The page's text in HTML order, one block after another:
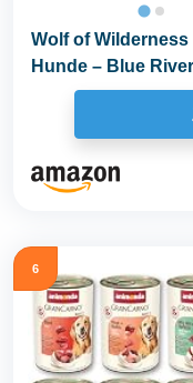
Wolf of
Hunde – Blue
6